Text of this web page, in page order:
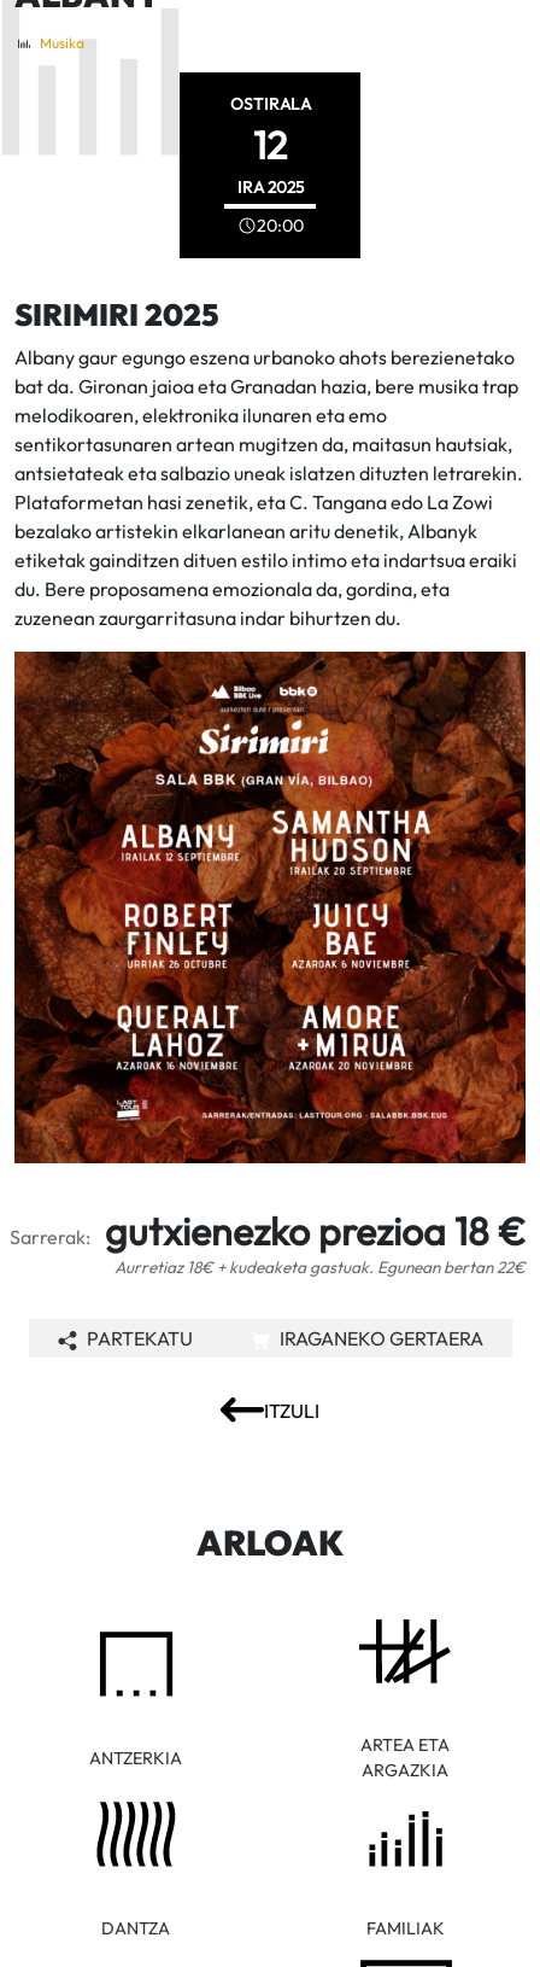
Musika
OSTIRALA
12
IRA2025
20:00
SIRIMIRI 2025
Albany gaur egungo eszena urbanoko ahots berezienetako
bat da. Gironan jaioa eta Granadan hazia, bere musika trap
melodikoaren, elektronika ilunaren eta emo
sentikortasunaren artean mugitzen da, maitasun hautsiak,
antsietateak eta salbazio uneak islatzen dituzten letrarekin.
Plataformetan hasi zenetik, eta C. Tangana edo La Zowi
bezalako artistekin elkarlanean aritu denetik, Albanyk
etiketak gainditzen dituen estilo intimo eta indartsua eraiki
du. Bere proposamena emozionala da, gordina, eta
zuzenean zaurgarritasuna indar bihurtzen du.
Sarrerak: gutxienezko prezioa 18 €
Aurretiaz 18€ + kudeaketa gastuak. Egunean bertan 22€
ITZULI
PARTEKATU IRAGANEKO GERTAERA
ARLOAK
ANTZERKIA
ARTEA ETA
ARGAZKIA
DANTZA FAMILIAK